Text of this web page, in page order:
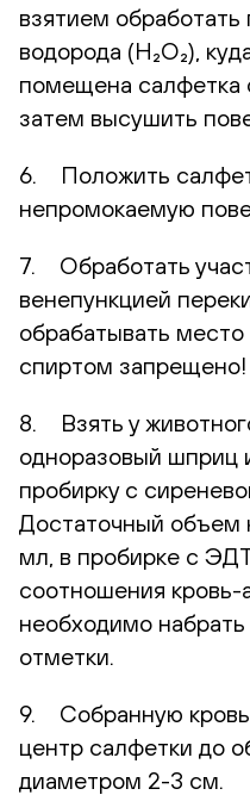
взятием
водорода (H₂O₂),
помещена салфетка
затем высушить
6. Положить
непромокаемую
7. Обработать
венепункцией
обрабатывать
спиртом запрещено!
8. Взять у
одноразовый шприц
пробирку с
Достаточный объем
мл, в пробирке с
соотношения кровь-
необходимо набрать
отметки.
9. Собранную
центр салфетки до
диаметром 2-3 см.